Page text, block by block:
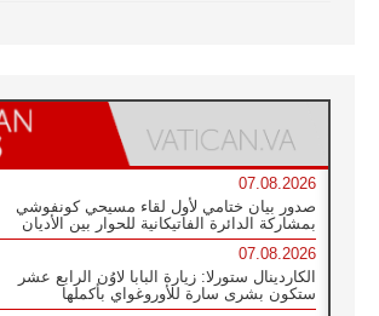
07.08.2026
صدور بيان ختامي لأول لقاء مسيحي كونفوشي
بمشاركة الدائرة الفاتيكانية للحوار بين الأديان
07.08.2026
الكاردينال ستورلا: زيارة البابا لاوُن الرابع عشر
ستكون بشرى سارة للأوروغواي بأكملها